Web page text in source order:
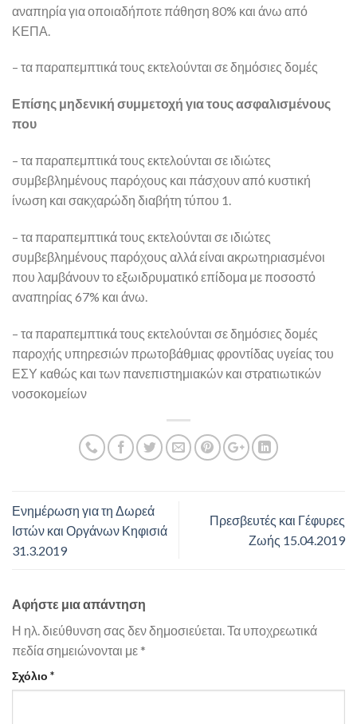
αναπηρία για οποιαδήποτε πάθηση 80% και άνω από
ΚΕΠΑ.
– τα παραπεμπτικά τους εκτελούνται σε δημόσιες δομές
Επίσης μηδενική συμμετοχή για τους ασφαλισμένους
που
– τα παραπεμπτικά τους εκτελούνται σε ιδιώτες
συμβεβλημένους παρόχους και πάσχουν από κυστική
ίνωση και σακχαρώδη διαβήτη τύπου 1.
– τα παραπεμπτικά τους εκτελούνται σε ιδιώτες
συμβεβλημένους παρόχους αλλά είναι ακρωτηριασμένοι
που λαμβάνουν το εξωιδρυματικό επίδομα με ποσοστό
αναπηρίας 67% και άνω.
– τα παραπεμπτικά τους εκτελούνται σε δημόσιες δομές
παροχής υπηρεσιών πρωτοβάθμιας φροντίδας υγείας του
ΕΣΥ καθώς και των πανεπιστημιακών και στρατιωτικών
νοσοκομείων
Ενημέρωση για τη Δωρεά
Ιστών και Οργάνων Κηφισιά
31.3.2019
Πρεσβευτές και Γέφυρες
Ζωής 15.04.2019
Αφήστε μια απάντηση
Η ηλ. διεύθυνση σας δεν δημοσιεύεται.Τα υποχρεωτικά
πεδία σημειώνονται με *
Σχόλιο *